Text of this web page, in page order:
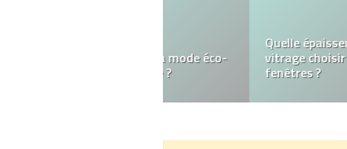
La domiciliation
d’entreprise : Ce qu’il